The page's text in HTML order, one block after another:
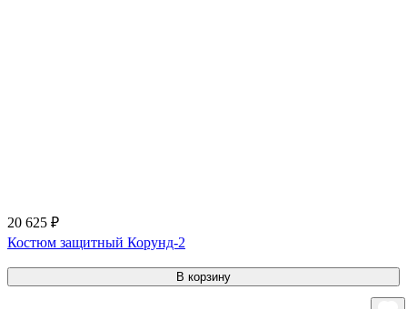
20 625 ₽
Костюм защитный Корунд-2
В корзину